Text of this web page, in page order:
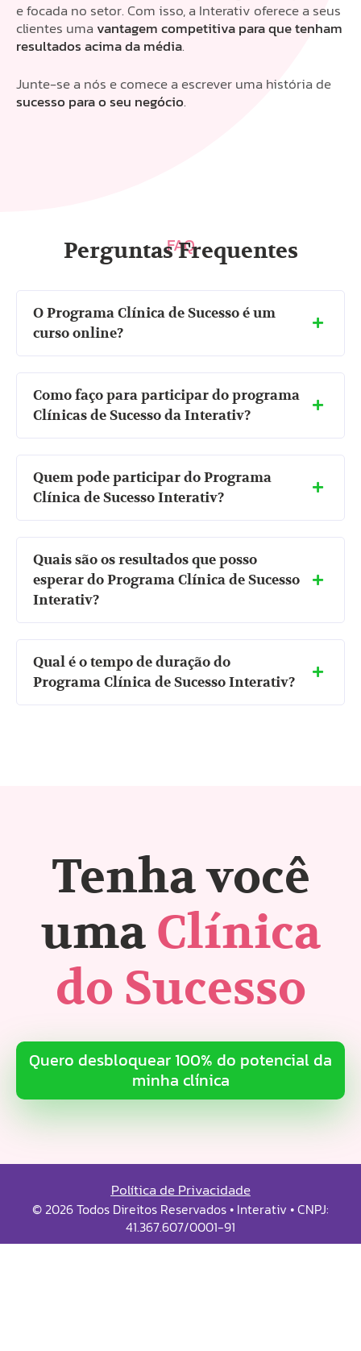
e focada no setor. Com isso, a Interativ oferece a seus
clientes uma vantagem competitiva para que tenham
resultados acima da média.
Junte-se a nós e comece a escrever uma história de
sucesso para o seu negócio.
FAQ
Perguntas Frequentes
O Programa Clínica de Sucesso é um
curso online?
Como faço para participar do programa
Clínicas de Sucesso da Interativ?
Quem pode participar do Programa
Clínica de Sucesso Interativ?
Quais são os resultados que posso
esperar do Programa Clínica de Sucesso
Interativ?
Qual é o tempo de duração do
Programa Clínica de Sucesso Interativ?
Tenha você
uma Clínica
do Sucesso
Quero desbloquear 100% do potencial da
minha clínica
Política de Privacidade
© 2026 Todos Direitos Reservados • Interativ • CNPJ:
41.367.607/0001-91